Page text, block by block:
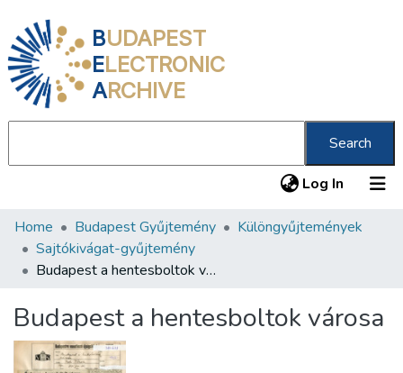
BUDAPEST
ELECTRONIC
ARCHIVE
Search
Log In (current)
Communities & Collections
All of DSpace
About us
Home Budapest Gyűjtemény
Különgyűjtemények
Sajtókivágat-gyűjtemény
Budapest a hentesboltok városa
Budapest a hentesboltok városa